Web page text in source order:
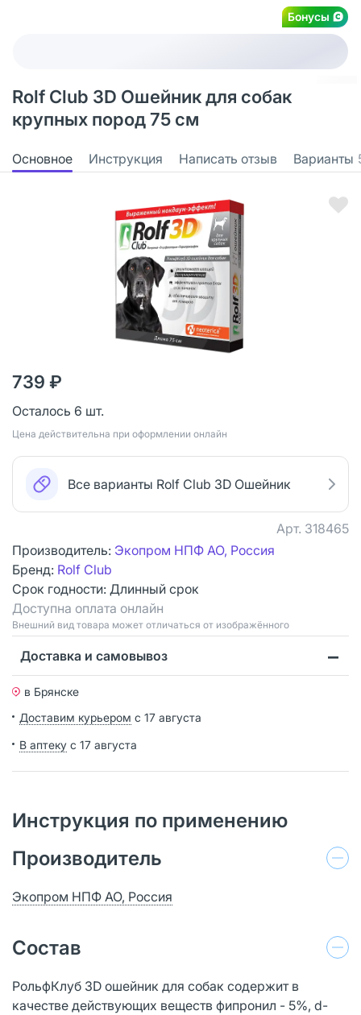
Бонусы
Rolf Club 3D Ошейник для собак
крупных пород 75 см
Основное Инструкция Написать отзыв Варианты
739 ₽
Осталось 6 шт.
Цена действительна при оформлении онлайн
Все варианты Rolf Club 3D Ошейник
Арт. 318465
Производитель: Экопром НПФ АО, Россия
Бренд: Rolf Club
Срок годности: Длинный срок
Доступна оплата онлайн
Bнешний вид товара может отличаться от изображённого
Доставка и самовывоз
в Брянске
Доставим курьером с 17 августа
В аптеку с 17 августа
Инструкция по применению
Производитель
Экопром НПФ АО, Россия
Состав
РольфКлуб 3D ошейник для собак содержит в
качестве действующих веществ фипронил - 5%, d-